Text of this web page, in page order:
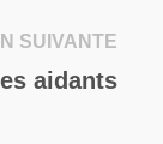
SUIVANTE
aidants